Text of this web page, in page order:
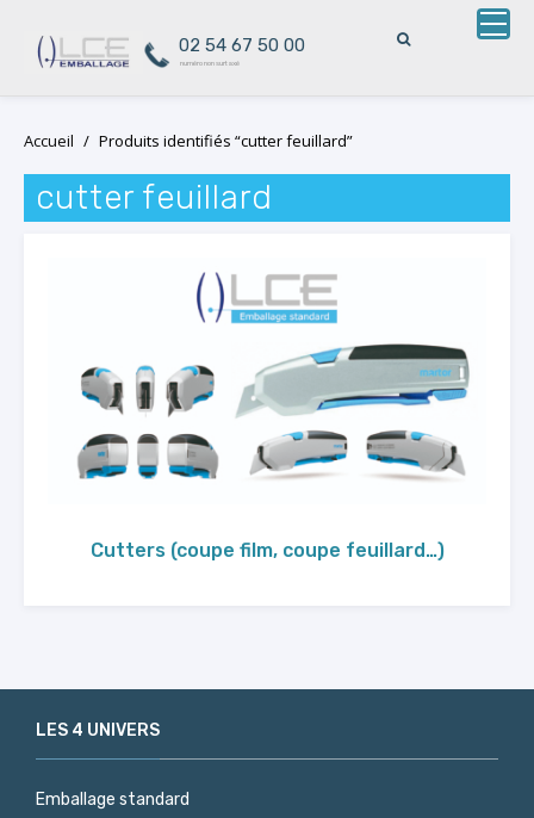
02 54 67 50 00
numéro non surtaxé
content
Accueil / Produits identifiés “cutter feuillard”
cutter feuillard
Cutters (coupe film, coupe feuillard…)
LES 4 UNIVERS
Emballage standard